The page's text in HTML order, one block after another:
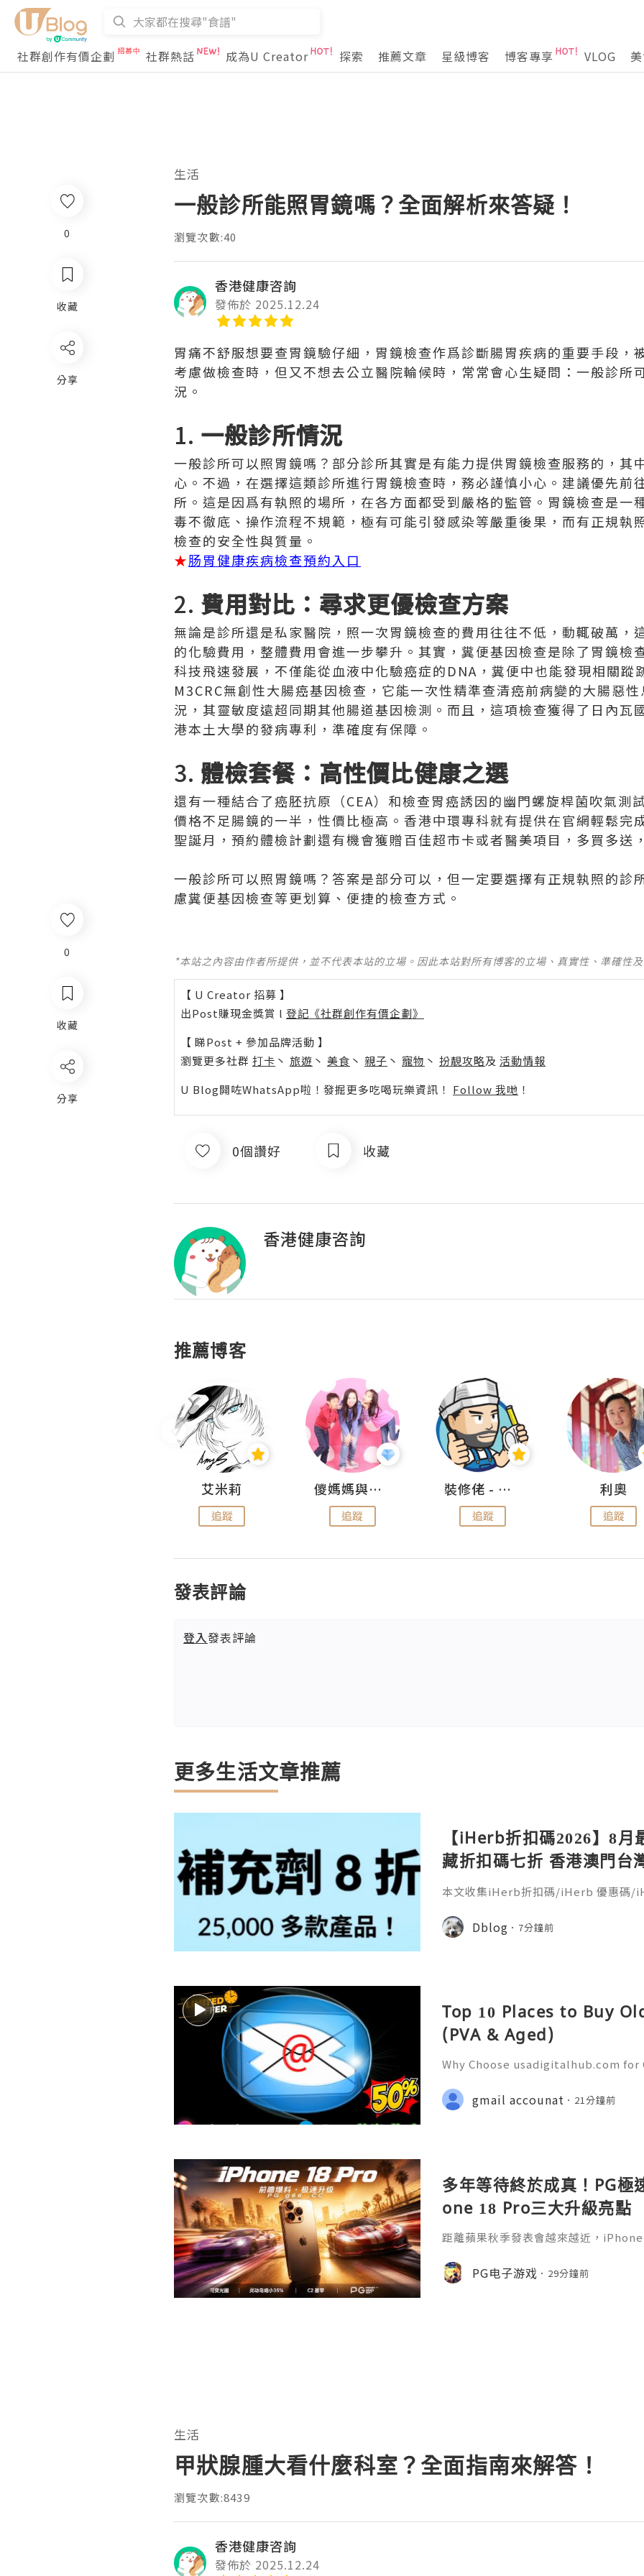
社群創作有價企劃 社群熱話 成為U Creator 探索 推薦文章 星級博客 博客專享 VLOG
0
收藏
分享
生活
一般診所能照胃鏡嗎？全面解析來答疑！
瀏覽次數:40
香港健康咨詢
發佈於 2025.12.24
胃痛不舒服想要查胃鏡驗仔細，胃鏡檢查作爲診斷腸胃疾病的重要手段，
考慮做檢查時，但又不想去公立醫院輪候時，常常會心生疑問：一般診所
況。
1. 一般診所情況
一般診所可以照胃鏡嗎？部分診所其實是有能力提供胃鏡檢查服務的，其
心。不過，在選擇這類診所進行胃鏡檢查時，務必謹慎小心。建議優先前
所。這是因爲有執照的場所，在各方面都受到嚴格的監管。胃鏡檢查是一
毒不徹底、操作流程不規範，極有可能引發感染等嚴重後果，而有正規執
檢查的安全性與質量。
★肠胃健康疾病檢查預約入口
2. 費用對比：尋求更優檢查方案
無論是診所還是私家醫院，照一次胃鏡檢查的費用往往不低，動輒破萬，
的化驗費用，整體費用會進一步攀升。其實，糞便基因檢查是除了胃鏡檢
科技飛速發展，不僅能從血液中化驗癌症的DNA，糞便中也能發現相關蹤
M3CRC無創性大腸癌基因檢查，它能一次性精準查清癌前病變的大腸惡
況，其靈敏度遠超同期其他腸道基因檢測。而且，這項檢查獲得了日內瓦
港本土大學的發病專利，準確度有保障。
3. 體檢套餐：高性價比健康之選
還有一種結合了癌胚抗原（CEA）和檢查胃癌誘因的幽門螺旋桿菌吹氣測
價格不足腸鏡的一半，性價比極高。香港中環專科就有提供在官網輕鬆完
聖誕月，預約體檢計劃還有機會獲贈百佳超市卡或者醫美項目，多買多送
一般診所可以照胃鏡嗎？答案是部分可以，但一定要選擇有正規執照的診
慮糞便基因檢查等更划算、便捷的檢查方式。
*本站之內容由作者所提供，並不代表本站的立場。因此本站對所有博客的立場、真實性、準確性
【 U Creator 招募 】
出Post賺現金獎賞 l 登記《社群創作有價企劃》
【 睇Post + 參加品牌活動 】
瀏覽更多社群 打卡 丶 旅遊 丶 美食 丶 親子 丶 寵物 丶 扮靚攻略及 活動情報
U Blog開咗WhatsApp啦！發掘更多吃喝玩樂資訊！ Follow 我哋 ！
0個讚好 收藏
香港健康咨詢
推薦博客
艾米莉
追蹤
儍媽媽與兩隻小魔怪之家
追蹤
裝修佬 - 香港一站式網上裝修平台
追蹤
利奧
追蹤
發表評論
登入發表評論
更多生活文章推薦
【iHerb折扣碼2026】8
藏折扣碼七折 香港澳門
30％ off
本文收集iHerb折扣碼/iHerb 優惠碼
coupon)，新客戶舊客戶都能享折扣。
Dblog 7分鐘前
Top 10 Places to Buy
(PVA & Aged)
Why Choose usadigitalhub.com for
hatsApp :+1 (506) 541-7768
talhub 💫💎💲💫🌐✨💎Discord:
gmail accounat 21分鐘前
多年等待終於成真！PG
one 18 Pro三大升級亮點
距離蘋果秋季發表會越來越近，
島、第二代C2自研基頻晶片及2nm製
引不少PG極速贏家用戶提前關注。其
PG电子游戏 29分鐘前
0
收藏
分享
生活
甲狀腺腫大看什麼科室？全面指南來解答！
瀏覽次數:8439
香港健康咨詢
發佈於 2025.12.24